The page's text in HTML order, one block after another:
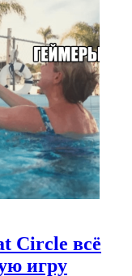
Circle всё
игру